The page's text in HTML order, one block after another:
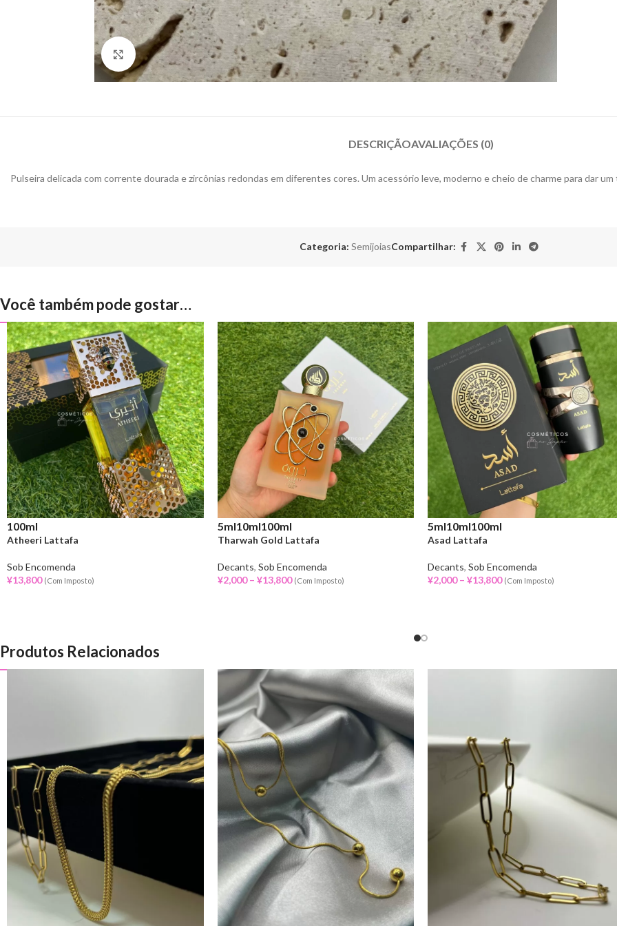
Click to enlarge
DESCRIÇÃOAVALIAÇÕES (0)
Pulseira delicada com corrente dourada e zircônias redondas em diferentes cores. Um acessório leve, moderno e cheio de charme para dar
Categoria: SemijoiasCompartilhar:
Você também pode gostar…
100ml
Atheeri Lattafa
Sob Encomenda
¥13,800 (Com Imposto)
5ml10ml100ml
Tharwah Gold Lattafa
Decants, Sob Encomenda
¥2,000 – ¥13,800 (Com Imposto)
5ml10ml100ml
Asad Lattafa
Decants, Sob Encomenda
¥2,000 – ¥13,800 (Com Imposto)
Produtos Relacionados